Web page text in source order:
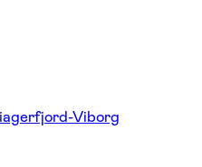
Viborg